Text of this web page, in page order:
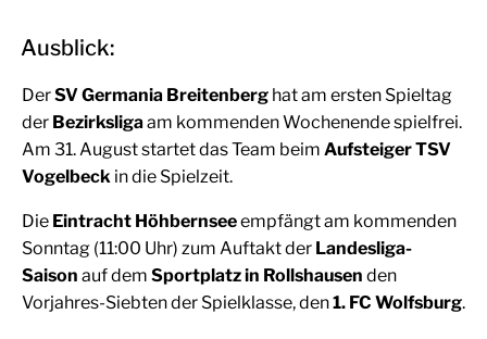
Ausblick:
DerSV Germania Breitenberg hat am ersten Spieltag
der Bezirksligaam kommenden Wochenende spielfrei.
Am 31. August startet das Team beim Aufsteiger TSV
Vogelbeck in die Spielzeit.
Die Eintracht Höhbernseeempfängt am kommenden
Sonntag (11:00 Uhr) zum Auftakt der Landesliga-
Saison auf dem Sportplatz in Rollshausen den
Vorjahres-Siebten der Spielklasse, den1. FC Wolfsburg.